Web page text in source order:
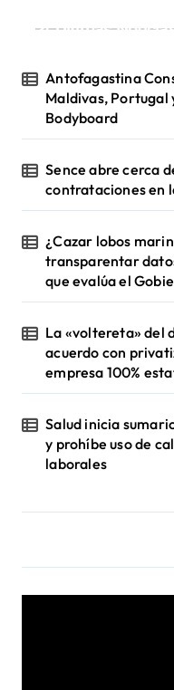
¡Ultimas
Antofagastina
Maldivas, Portugal
Bodyboard
Sence abre cerca
contrataciones en
¿Cazar lobos
transparentar
que evalúa el
La «voltereta» del
acuerdo con
empresa 100%
Salud inicia
y prohíbe uso de
laborales